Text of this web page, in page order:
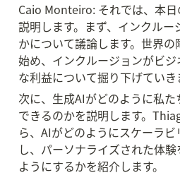
Caio Monteiro: それでは、本
説明します。まず、インクル
かについて議論します。世界
始め、インクルージョンがビ
な利益について掘り下げていき
次に、生成AIがどのように私
できるのかを説明します。
ら、AIがどのようにスケーラ
し、パーソナライズされた体
ようにするかを紹介します。